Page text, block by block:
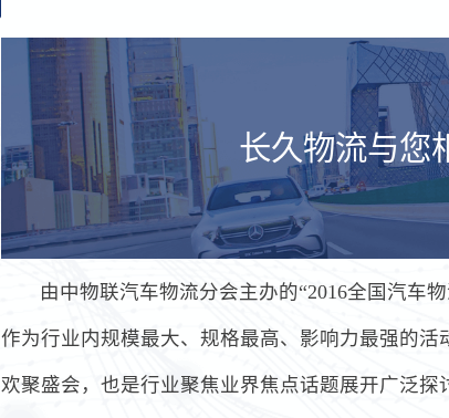
长久物流与您
由中物联汽车物流分会主办的“2016全国汽车
作为行业内规模最大、规格最高、影响力最强的
欢聚盛会，也是行业聚焦业界焦点话题展开广泛